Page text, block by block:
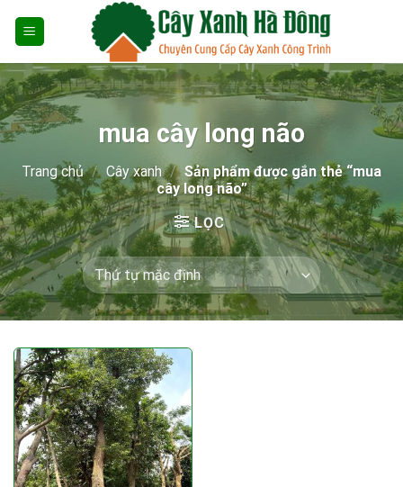
mua cây long não
Trang chủ / Cây xanh / Sản phẩm được gắn thẻ “mua
cây long não”
LỌC